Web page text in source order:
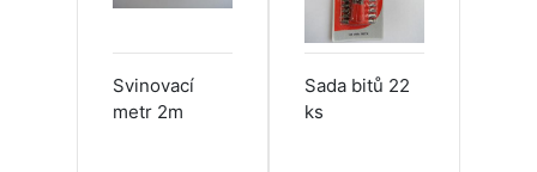
Svinovací
metr 2m
Sada bitů 22
ks